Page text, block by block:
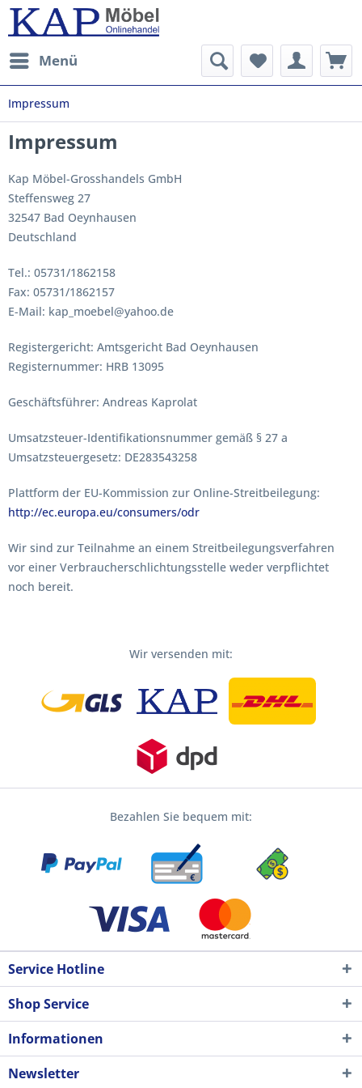
Menü
Impressum
Impressum
Kap Möbel-Grosshandels GmbH
Steffensweg 27
32547 Bad Oeynhausen
Deutschland
Tel.: 05731/1862158
Fax: 05731/1862157
E-Mail: kap_moebel@yahoo.de
Registergericht: Amtsgericht Bad Oeynhausen
Registernummer: HRB 13095
Geschäftsführer: Andreas Kaprolat
Umsatzsteuer-Identifikationsnummer gemäß § 27 a
Umsatzsteuergesetz: DE283543258
Plattform der EU-Kommission zur Online-Streitbeilegung:
http://ec.europa.eu/consumers/odr
Wir sind zur Teilnahme an einem Streitbeilegungsverfahren
vor einer Verbraucherschlichtungsstelle weder verpflichtet
noch bereit.
Wir versenden mit:
Bezahlen Sie bequem mit:
Service Hotline
Shop Service
Informationen
Newsletter